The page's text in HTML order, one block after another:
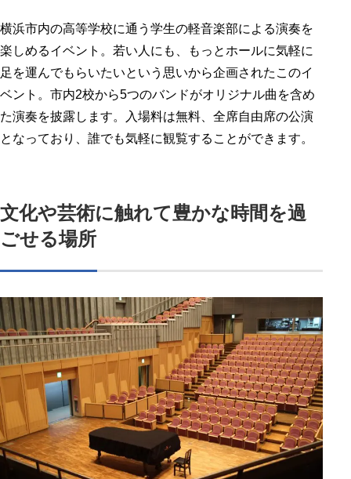
横浜市内の高等学校に通う学生の軽音楽部による演奏を
楽しめるイベント。若い人にも、もっとホールに気軽に
足を運んでもらいたいという思いから企画されたこのイ
ベント。市内2校から5つのバンドがオリジナル曲を含め
た演奏を披露します。入場料は無料、全席自由席の公演
となっており、誰でも気軽に観覧することができます。
文化や芸術に触れて豊かな時間を過
ごせる場所